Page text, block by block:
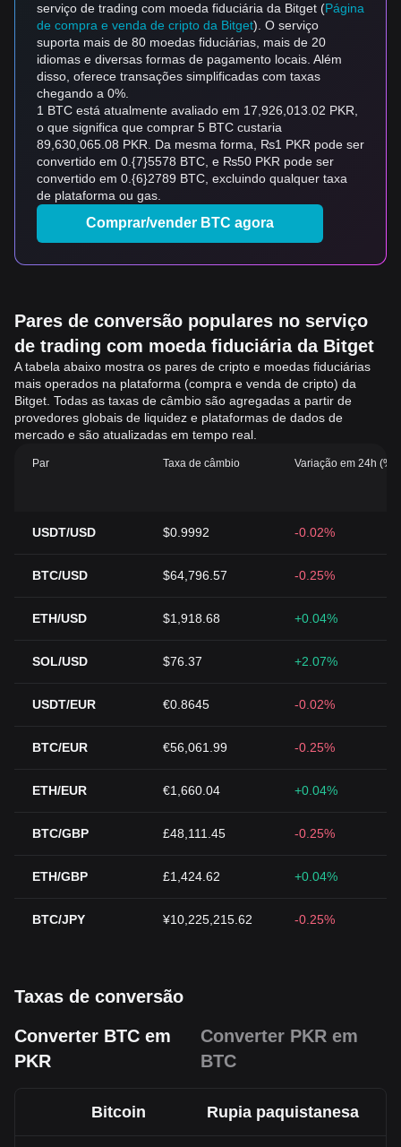
serviço de trading com moeda fiduciária da Bitget (Página
de compra e venda de cripto da Bitget). O serviço
suporta mais de 80 moedas fiduciárias, mais de 20
idiomas e diversas formas de pagamento locais. Além
disso, oferece transações simplificadas com taxas
chegando a 0%.
1 BTC está atualmente avaliado em 17,926,013.02 PKR,
o que significa que comprar 5 BTC custaria
89,630,065.08 PKR. Da mesma forma, ₨1 PKR pode ser
convertido em 0.{7}5578 BTC, e ₨50 PKR pode ser
convertido em 0.{6}2789 BTC, excluindo qualquer taxa
de plataforma ou gas.
Comprar/vender BTC agora
Pares de conversão populares no serviço
de trading com moeda fiduciária da Bitget
A tabela abaixo mostra os pares de cripto e moedas fiduciárias
mais operados na plataforma (compra e venda de cripto) da
Bitget. Todas as taxas de câmbio são agregadas a partir de
provedores globais de liquidez e plataformas de dados de
mercado e são atualizadas em tempo real.
Par Taxa de câmbio Variação em 24h (%)
USDT/USD $0.9992 -0.02%
BTC/USD $64,796.57 -0.25%
ETH/USD $1,918.68 +0.04%
SOL/USD $76.37 +2.07%
USDT/EUR €0.8645 -0.02%
BTC/EUR €56,061.99 -0.25%
ETH/EUR €1,660.04 +0.04%
BTC/GBP £48,111.45 -0.25%
ETH/GBP £1,424.62 +0.04%
BTC/JPY ¥10,225,215.62 -0.25%
Taxas de conversão
Converter BTC em
PKR
Converter PKR em
BTC
Bitcoin Rupia paquistanesa